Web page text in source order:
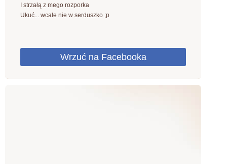
I strzałą z mego rozporka
Ukuć... wcale nie w serduszko ;p